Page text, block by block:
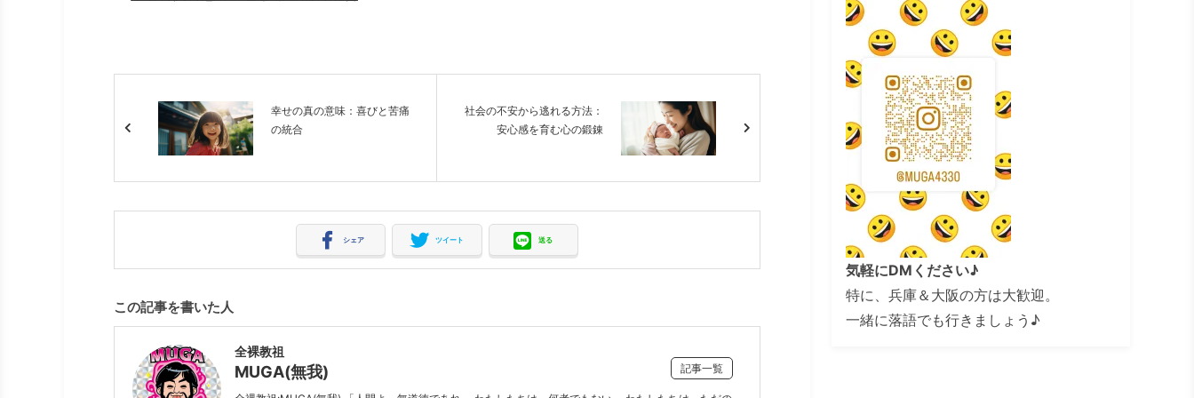
幸せの真の意味：喜びと苦痛
の統合
社会の不安から逃れる方法：
安心感を育む心の鍛錬
シェア ツイート 送る
この記事を書いた人
全裸教祖
MUGA(無我) 記事一覧
気軽にDMください♪
特に、兵庫＆大阪の方は大歓迎。
一緒に落語でも行きましょう♪